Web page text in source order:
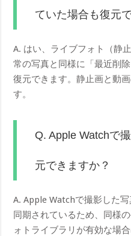
ていた場合も復元
A. はい、ライブフォト（静
常の写真と同様に「最近削
復元できます。静止画と動
す。
Q. Apple Watchで
元できますか？
A. Apple Watchで撮影した
同期されているため、同様
ォトライブラリが有効な場